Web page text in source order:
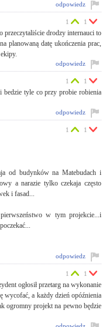
odpowiedz
drodzy internauci to
planowaną datę ukończenia prac,
1 1
odpowiedz
tyle co przy probie robienia
1 1
odpowiedz
od budynków na Matebudach i
a narazie tylko czekaja często
i fasad...
w tym projekcie...i
1 1
odpowiedz
ogłosił przetarg na wykonanie
wycofać, a każdy dzień opóźnienia
ogromny projekt na pewno będzie
1 1